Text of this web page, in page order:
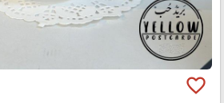
favorite_border